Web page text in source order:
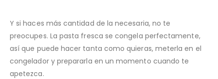
Y si haces más cantidad de la necesaria, no te
preocupes. La pasta fresca se congela perfectamente,
así que puede hacer tanta como quieras, meterla en el
congelador y prepararla en un momento cuando te
apetezca.